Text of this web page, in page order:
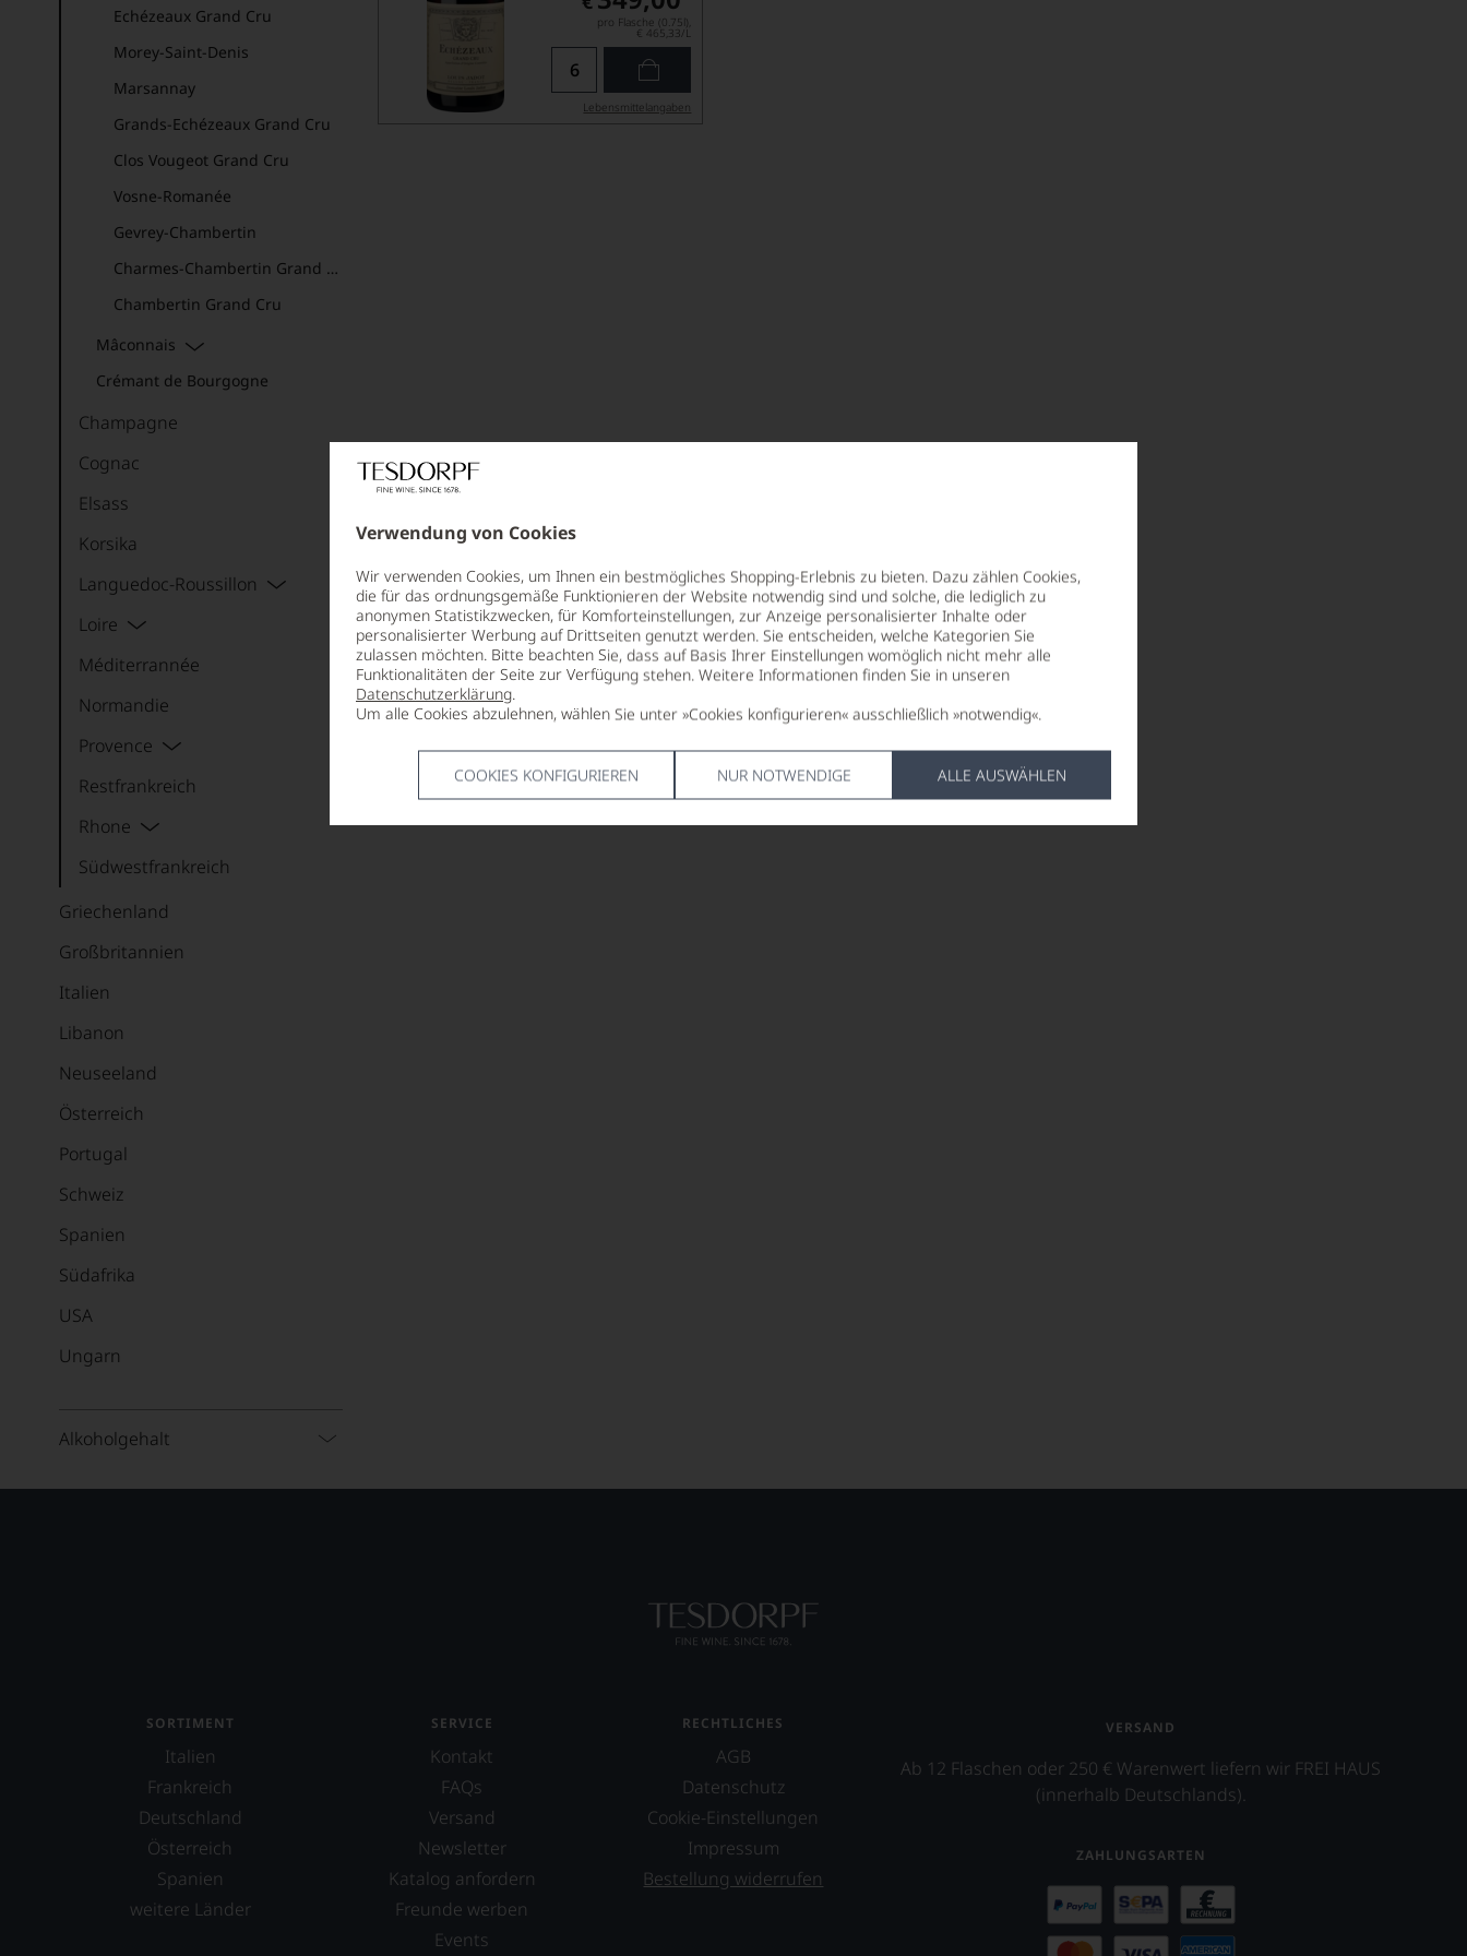
Verwendung von Cookies
Wir verwenden Cookies, um Ihnen ein bestmögliches Shopping-Erlebnis zu bieten. Dazu zählen Cookies,
die für das ordnungsgemäße Funktionieren der Website notwendig sind und solche, die lediglich zu
anonymen Statistikzwecken, für Komforteinstellungen, zur Anzeige personalisierter Inhalte oder
personalisierter Werbung auf Drittseiten genutzt werden. Sie entscheiden, welche Kategorien Sie
zulassen möchten. Bitte beachten Sie, dass auf Basis Ihrer Einstellungen womöglich nicht mehr alle
Funktionalitäten der Seite zur Verfügung stehen. Weitere Informationen finden Sie in unseren
Datenschutzerklärung.
Um alle Cookies abzulehnen, wählen Sie unter »Cookies konfigurieren« ausschließlich »notwendig«.
COOKIES KONFIGURIEREN NUR NOTWENDIGE ALLE AUSWÄHLEN
Echézeaux Grand Cru
Morey-Saint-Denis
Marsannay
Grands-Echézeaux Grand Cru
Clos Vougeot Grand Cru
Vosne-Romanée
Gevrey-Chambertin
Charmes-Chambertin Grand Cru
Chambertin Grand Cru
Mâconnais
Crémant de Bourgogne
Champagne
Cognac
Elsass
Korsika
Languedoc-Roussillon
Loire
Méditerrannée
Normandie
Provence
Restfrankreich
Rhone
Südwestfrankreich
Griechenland
Großbritannien
Italien
Libanon
Neuseeland
Österreich
Portugal
Schweiz
Spanien
Südafrika
USA
Ungarn
Alkoholgehalt
pro Flasche (0.75l),
€ 465,33/L
Lebensmittel­angaben
SORTIMENT
Italien
Frankreich
Deutschland
Österreich
Spanien
weitere Länder
SERVICE
Kontakt
FAQs
Versand
Newsletter
Katalog anfordern
Freunde werben
Events
RECHTLICHES
AGB
Datenschutz
Cookie-Einstellungen
Impressum
Bestellung widerrufen
VERSAND
Ab 12 Flaschen oder 250 € Warenwert liefern wir FREI HAUS
(innerhalb Deutschlands).
ZAHLUNGSARTEN